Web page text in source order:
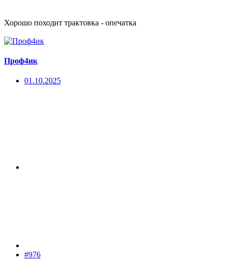
Хорошо походит трактовка - опечатка
Проф4ик
01.10.2025
#976